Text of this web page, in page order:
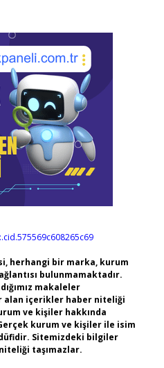
herhangi bir marka, kurum
bulunmamaktadır.
makaleler
alan içerikler haber niteliği
ve kişiler hakkında
kurum ve kişiler ile isim
Sitemizdeki bilgiler
taşımazlar.